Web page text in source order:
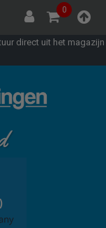
0
direct uit het magazijn